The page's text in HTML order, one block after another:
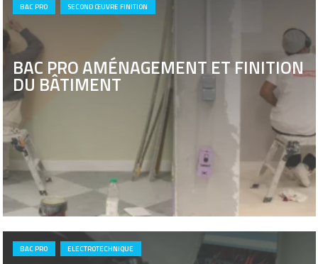
BAC PRO AMÉNAGEMENT ET FINITION
DU BÂTIMENT
BAC PRO SECOND ŒUVRE FINITION
BAC PRO ELECTROTECHNIQUE